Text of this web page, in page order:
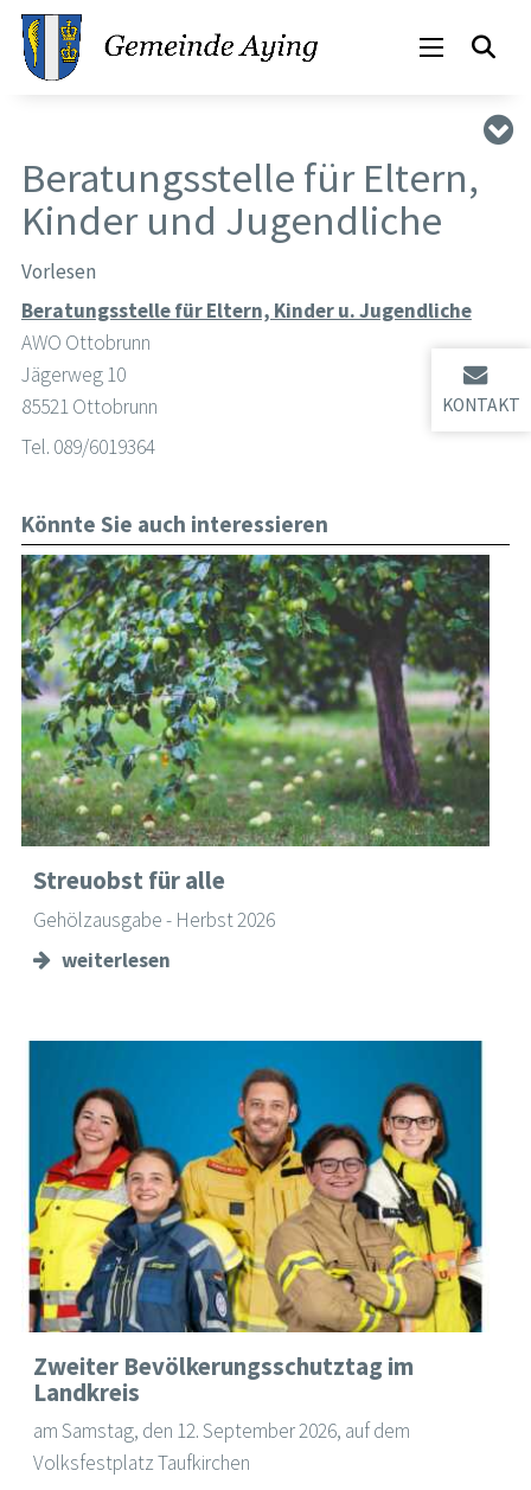
KONTAKT
Beratungsstelle für Eltern,
Kinder und Jugendliche
Vorlesen
Beratungsstelle für Eltern, Kinder u. Jugendliche
AWO Ottobrunn
Jägerweg 10
85521 Ottobrunn
Tel. 089/6019364
Könnte Sie auch interessieren
Streuobst für alle
Gehölzausgabe - Herbst 2026
weiterlesen
Zweiter Bevölkerungsschutztag im
Landkreis
am Samstag, den 12. September 2026, auf dem
Volksfestplatz Taufkirchen